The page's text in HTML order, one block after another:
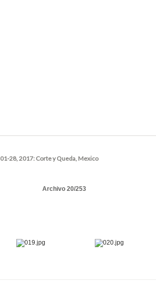
01-28, 2017: Corte y Queda, Mexico
Archivo 20/253